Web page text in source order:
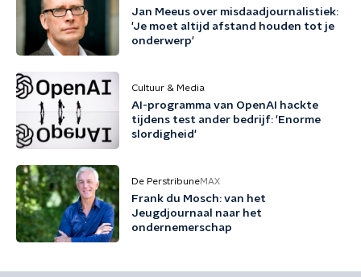
Jan Meeus over misdaadjournalistiek:
'Je moet altijd afstand houden tot je
onderwerp'
Cultuur & Media
AI-programma van OpenAI hackte
tijdens test ander bedrijf: 'Enorme
slordigheid'
De PerstribuneMAX
Frank du Mosch: van het
Jeugdjournaal naar het
ondernemerschap